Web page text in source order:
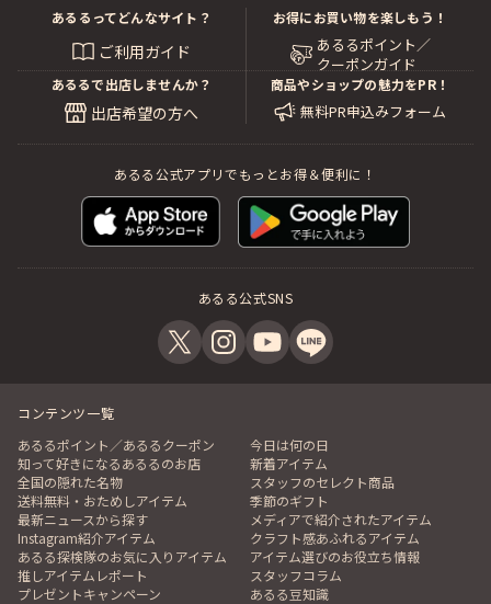
あるるってどんなサイト？
ご利用ガイド
お得にお買い物を楽しもう！
あるるポイント／
クーポンガイド
あるるで出店しませんか？
出店希望の方へ
商品やショップの魅力をPR！
無料PR申込みフォーム
あるる公式アプリでもっとお得＆便利に！
あるる公式SNS
コンテンツ一覧
あるるポイント／あるるクーポン
今日は何の日
知って好きになるあるるのお店
新着アイテム
全国の隠れた名物
スタッフのセレクト商品
送料無料・おためしアイテム
季節のギフト
最新ニュースから探す
メディアで紹介されたアイテム
Instagram紹介アイテム
クラフト感あふれるアイテム
あるる探検隊のお気に入りアイテム
アイテム選びのお役立ち情報
推しアイテムレポート
スタッフコラム
プレゼントキャンペーン
あるる豆知識